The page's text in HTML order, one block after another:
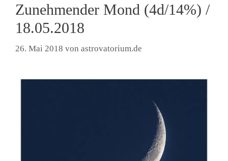
Zunehmender Mond (4d/14%) /
18.05.2018
26. Mai 2018 von astrovatorium.de